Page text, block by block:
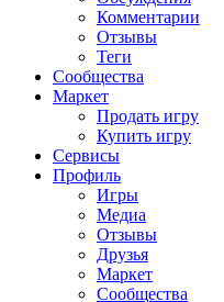
Комментарии
Отзывы
Теги
Сообщества
Маркет
Продать игру
Купить игру
Сервисы
Профиль
Игры
Медиа
Отзывы
Друзья
Маркет
Сообщества